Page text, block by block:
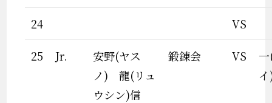
24 VS
25 Jr.
安野(ヤス
ノ) 龍(リュ
ウシン)信
鍛錬会 VS